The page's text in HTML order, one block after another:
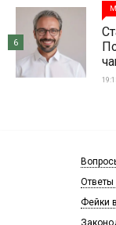
6
Ответы
Фейки